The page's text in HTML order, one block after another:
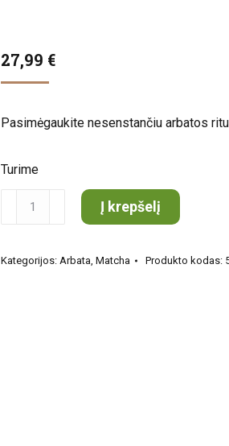
27,99 €
Pasimėgaukite nesenstančiu arbatos
Turime
produkto
kiekis:
Ceremoninė
Į krepšelį
Kategorijos: Arbata, Matcha Produkto kodas: